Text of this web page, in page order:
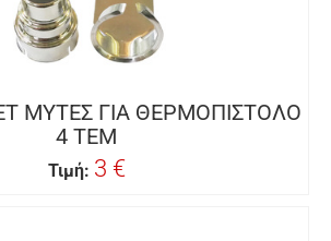
ΜΥΤΕΣ ΓΙΑ ΘΕΡΜΟΠΙΣΤΟΛΟ
4 ΤΕΜ
Τιμή: 3 €